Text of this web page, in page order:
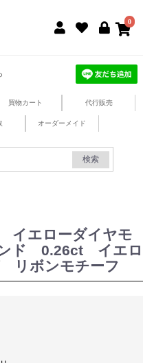
0
買物カート 代行販売
オーダーメイド
検索
イエローダイヤモ
ド 0.26ct イエロ
リボンモチーフ